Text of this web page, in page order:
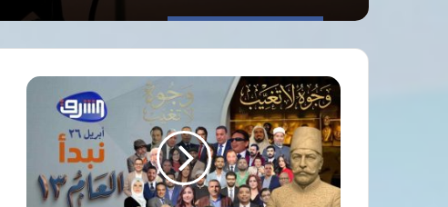
د.
أيمن
نور
يكتب:
وجوه
لا
تغيب